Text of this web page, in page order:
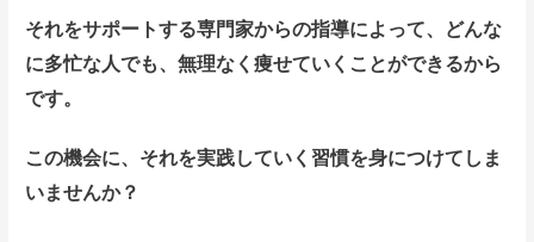
それをサポートする専門家からの指導によって、どんな
に多忙な人でも、無理なく痩せていくことができるから
です。
この機会に、それを実践していく習慣を身につけてしま
いませんか？